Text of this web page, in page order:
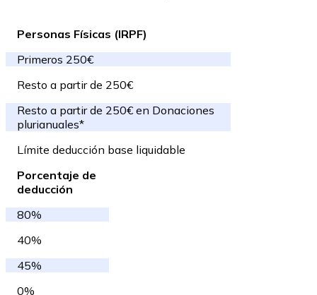
Personas Físicas (IRPF)
Primeros 250€
Resto a partir de 250€
Resto a partir de 250€ en Donaciones
plurianuales*
Límite deducción base liquidable
Porcentaje de
deducción
80%
40%
45%
0%